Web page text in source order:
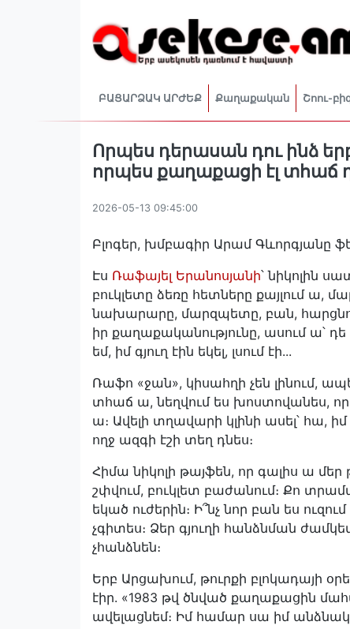
ԲԱՑԱՐՁԱԿ ԱՐԺԵՔ Քաղաքական Շոու-
Որպես դերասան դու ինձ
որպես քաղաքացի էլ տհաճ
2026-05-13 09:45:00
Բլոգեր, խմբագիր Արամ Գևորգյանը
Էս Ռաֆայել Երանոսյանի՝ նիկոլին
բուկլետը ձեռը հետները քայլում ա,
նախարարը, մարզպետը, բան,
իր քաղաքականությունը, ասում ա՝
եմ, իմ գյուղ էին եկել, լսում էի...
Ռաֆո «ջան», կիսահղի չեն լինում,
տհաճ ա, նեղվում ես խոստովանես, որ
ա։ Ավելի տղավարի կլինի ասել՝ հա,
ողջ ազգի էշի տեղ դնես։
Հիմա նիկոլի թայֆեն, որ գալիս ա մեր
շփվում, բուկլետ բաժանում։ Քո
եկած ուժերին։ Ի՞նչ նոր բան ես
չգիտես։ Ձեր գյուղի հանձնման
չհանձնեն։
Երբ Արցախում, թուրքի բլոկադայի
էիր. «1983 թվ ծնված քաղաքացին
ավելացնեմ։ Իմ համար սա իմ